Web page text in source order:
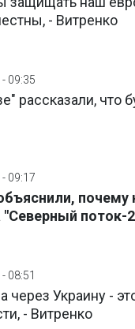
- Витренко
09:35
рассказали, что
09:17
"Северный поток-
08:51
через Украину -
- Витренко